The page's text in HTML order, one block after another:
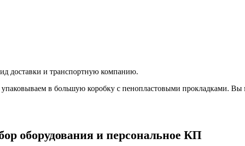
доставки и транспортную компанию.
в большую коробку с пенопластовыми прокладками. Вы
оборудования и персональное КП